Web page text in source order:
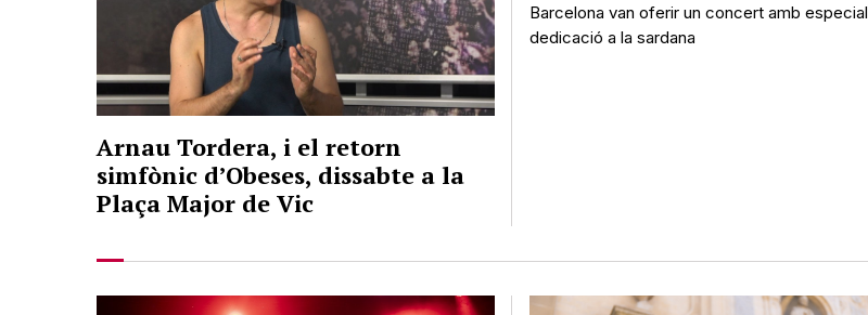
Arnau Tordera, i el retorn
simfònic d’Obeses, dissabte a la
Plaça Major de Vic
Barcelona van oferir un concert amb especial
dedicació a la sardana